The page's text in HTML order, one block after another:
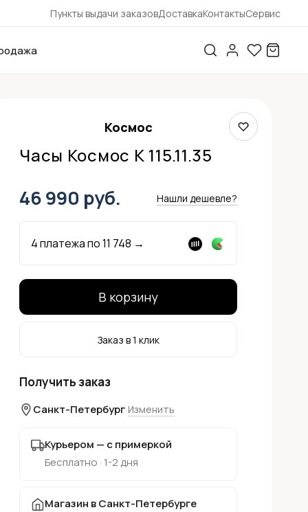
Пункты выдачи заказовДоставкаКонтактыСервис
Космос
Часы Космос K 115.11.35
46 990 руб. Нашли дешевле?
4 платежа по11 748 →
В корзину
Заказ в 1 клик
Получить заказ
Санкт-Петербург Изменить
Курьером — с примеркой
Бесплатно · 1-2 дня
Магазин в Санкт-Петербурге